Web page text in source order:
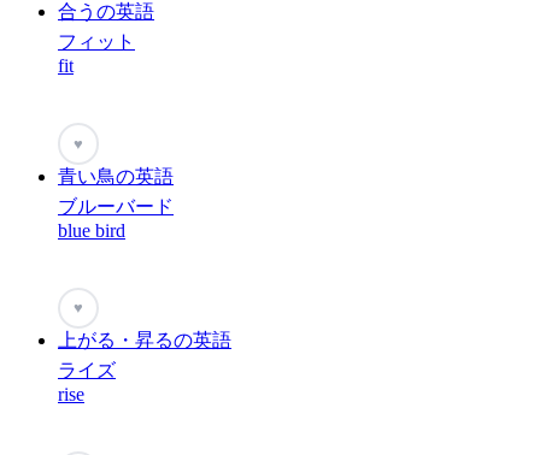
合うの英語
フィット
fit
♥
青い鳥の英語
ブルーバード
blue bird
♥
上がる・昇るの英語
ライズ
rise